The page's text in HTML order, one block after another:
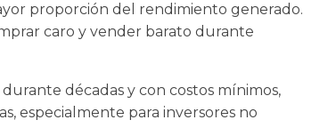
proporción del rendimiento generado.
caro y vender barato durante
décadas y con costos mínimos,
especialmente para inversores no